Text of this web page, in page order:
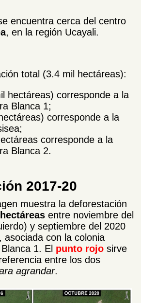
encuentra cerca del centro
, en la región Ucayali.
total (3.4 mil hectáreas):
hectáreas) corresponde a la
Blanca 1;
corresponde a la
corresponde a la
Blanca 2.
2017-20
muestra la deforestación
entre noviembre del
y septiembre del 2020
asociada con la colonia
1. El punto rojo sirve
entre los dos
agrandar.